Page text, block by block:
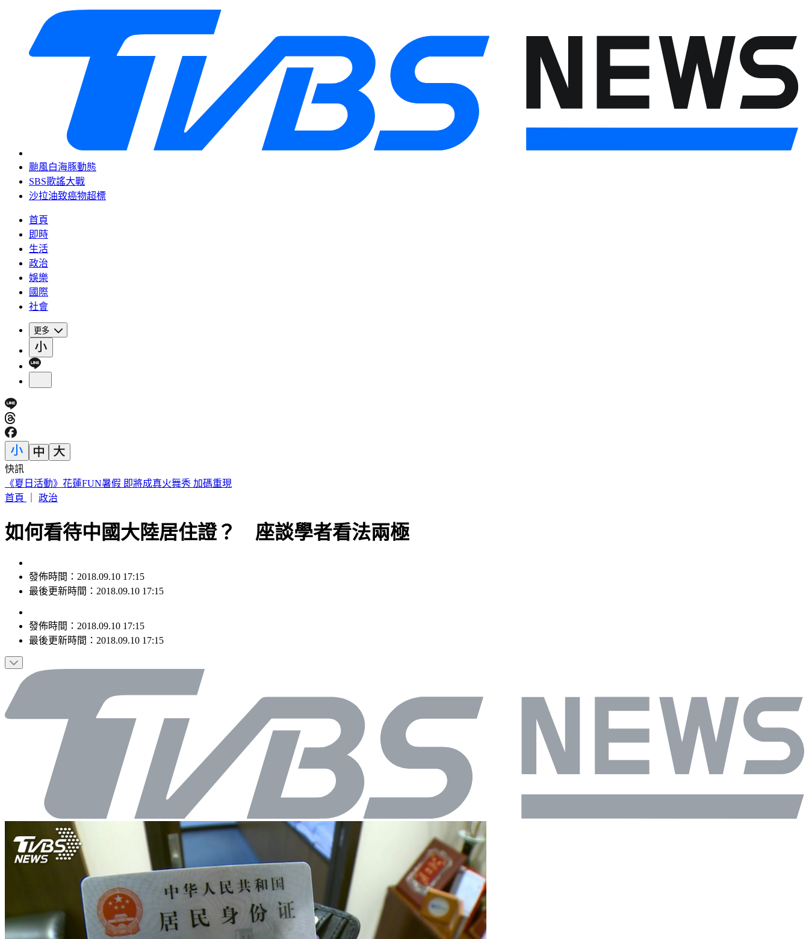
颱風白海豚動態
SBS歌謠大戰
沙拉油致癌物超標
首頁
即時
生活
政治
娛樂
國際
社會
更多
快訊
188萬《龍藏經》賣掉了！大戶不甩7折 店員爆「付現買原價」
首頁
政治
如何看待中國大陸居住證？ 座談學者看法兩極
發佈時間：2018.09.10 17:15
最後更新時間：2018.09.10 17:15
發佈時間： 2018.09.10 17:15
最後更新時間： 2018.09.10 17:15